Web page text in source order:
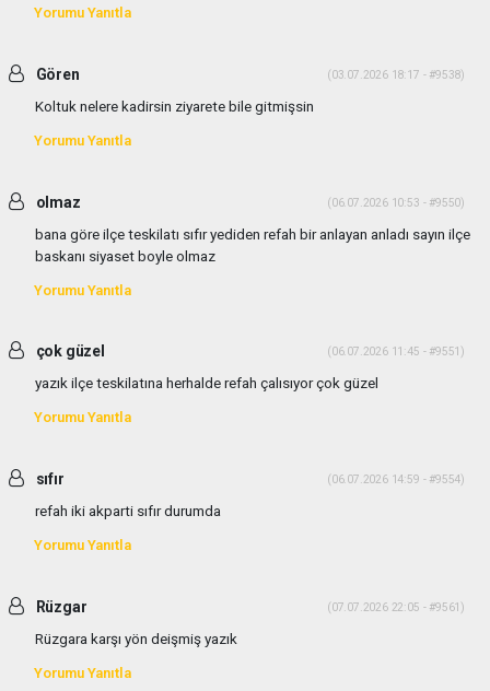
Yorumu Yanıtla
Gören (03.07.2026 18:17 - #9538)
Koltuk nelere kadirsin ziyarete bile gitmişsin
Yorumu Yanıtla
olmaz (06.07.2026 10:53 - #9550)
bana göre ilçe teskilatı sıfır yediden refah bir anlayan anladı sayın ilçe
baskanı siyaset boyle olmaz
Yorumu Yanıtla
çok güzel (06.07.2026 11:45 - #9551)
yazık ilçe teskilatına herhalde refah çalısıyor çok güzel
Yorumu Yanıtla
sıfır (06.07.2026 14:59 - #9554)
refah iki akparti sıfır durumda
Yorumu Yanıtla
Rüzgar (07.07.2026 22:05 - #9561)
Rüzgara karşı yön deişmiş yazık
Yorumu Yanıtla